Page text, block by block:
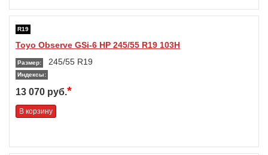
R19
Toyo Observe GSi-6 HP 245/55 R19 103H
Размер: 245/55 R19
Индексы:
13 070 руб.*
В корзину